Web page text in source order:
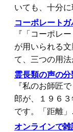
いても、十分
コーポレート
『「コーポレ
が用いられる
て、三つの用
霊長類の声の分
『私のお師匠
郎が、１９６
です。「距離
オンラインで